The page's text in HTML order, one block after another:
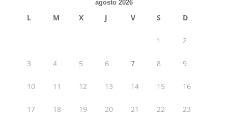
agosto 2026
L M X J V S D
1 2
3 4 5 6 7 8 9
10 11 12 13 14 15 16
17 18 19 20 21 22 23